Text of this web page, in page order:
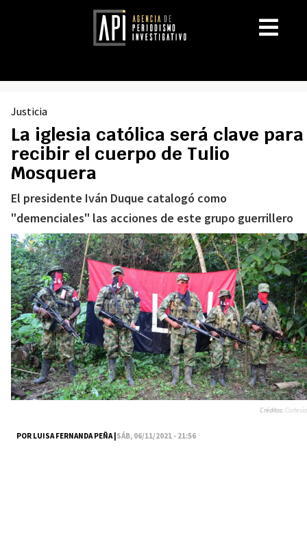
Justicia
La iglesia católica será clave para
recibir el cuerpo de Tulio
Mosquera
El presidente Iván Duque catalogó como
"demenciales" las acciones de este grupo guerrillero
POR LUISA FERNANDA PEÑA |SÁB, 06/11/2021 - 21:56
Créditos:Cortesía